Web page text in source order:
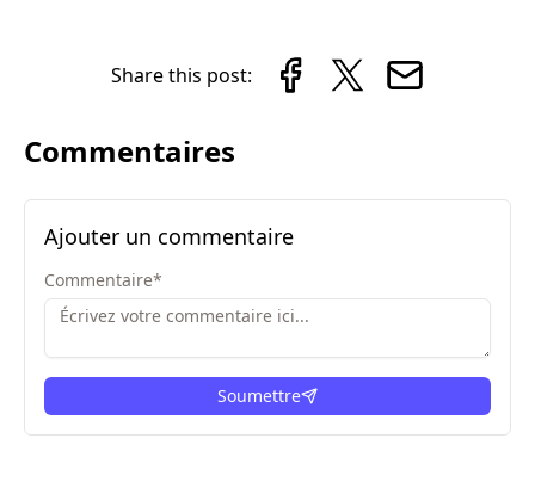
Share this post:
Commentaires
Ajouter un commentaire
Commentaire*
Soumettre